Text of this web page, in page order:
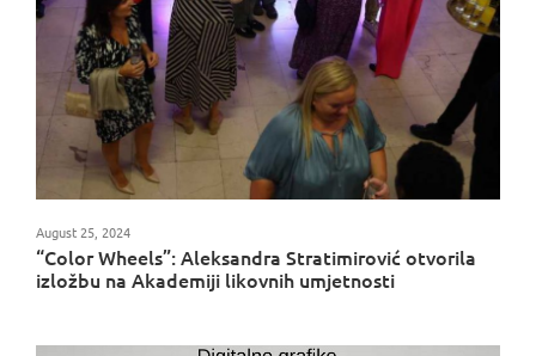
“Color Wheels”: Aleksandra Stratimirović otvorila
izložbu na Akademiji likovnih umjetnosti
August 25, 2024